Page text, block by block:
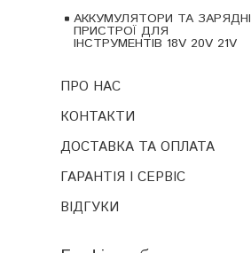
АККУМУЛЯТОРИ ТА ЗАРЯДНІ
ПРИСТРОЇ ДЛЯ
ІНСТРУМЕНТІВ 18V 20V 21V
ПРО НАС
КОНТАКТИ
ДОСТАВКА ТА ОПЛАТА
ГАРАНТІЯ І СЕРВІС
ВІДГУКИ